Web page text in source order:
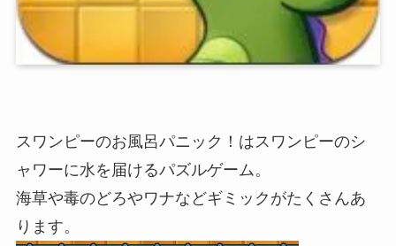
スワンピーのお風呂パニック！はスワンピーのシ
ャワーに水を届けるパズルゲーム。
海草や毒のどろやワナなどギミックがたくさんあ
ります。